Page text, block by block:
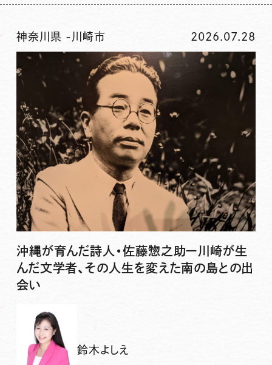
神奈川県 - 川崎市 2026.07.28
沖縄が育んだ詩人・佐藤惣之助ー川崎が生
んだ文学者、その人生を変えた南の島との出
会い
鈴木よしえ